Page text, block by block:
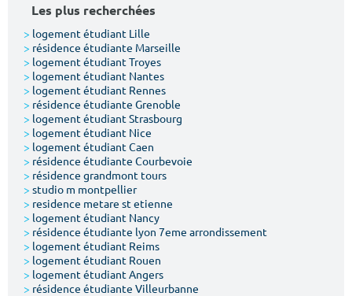
Les plus recherchées
> logement étudiant Lille
> résidence étudiante Marseille
> logement étudiant Troyes
> logement étudiant Nantes
> logement étudiant Rennes
> résidence étudiante Grenoble
> logement étudiant Strasbourg
> logement étudiant Nice
> logement étudiant Caen
> résidence étudiante Courbevoie
> résidence grandmont tours
> studio m montpellier
> residence metare st etienne
> logement étudiant Nancy
> résidence étudiante lyon 7eme arrondissement
> logement étudiant Reims
> logement étudiant Rouen
> logement étudiant Angers
> résidence étudiante Villeurbanne